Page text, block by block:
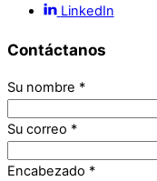
LinkedIn
Contáctanos
Su nombre *
Su correo *
Encabezado *